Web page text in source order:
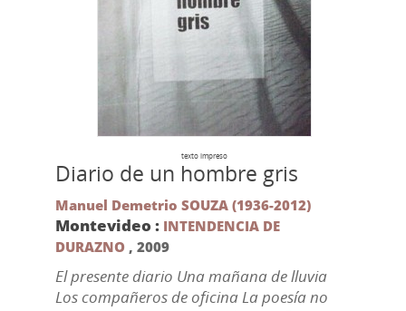
texto impreso
Diario de un hombre gris
Manuel Demetrio SOUZA (1936-2012)
Montevideo : INTENDENCIA DE
DURAZNO , 2009
El presente diario Una mañana de lluvia
Los compañeros de oficina La poesía no